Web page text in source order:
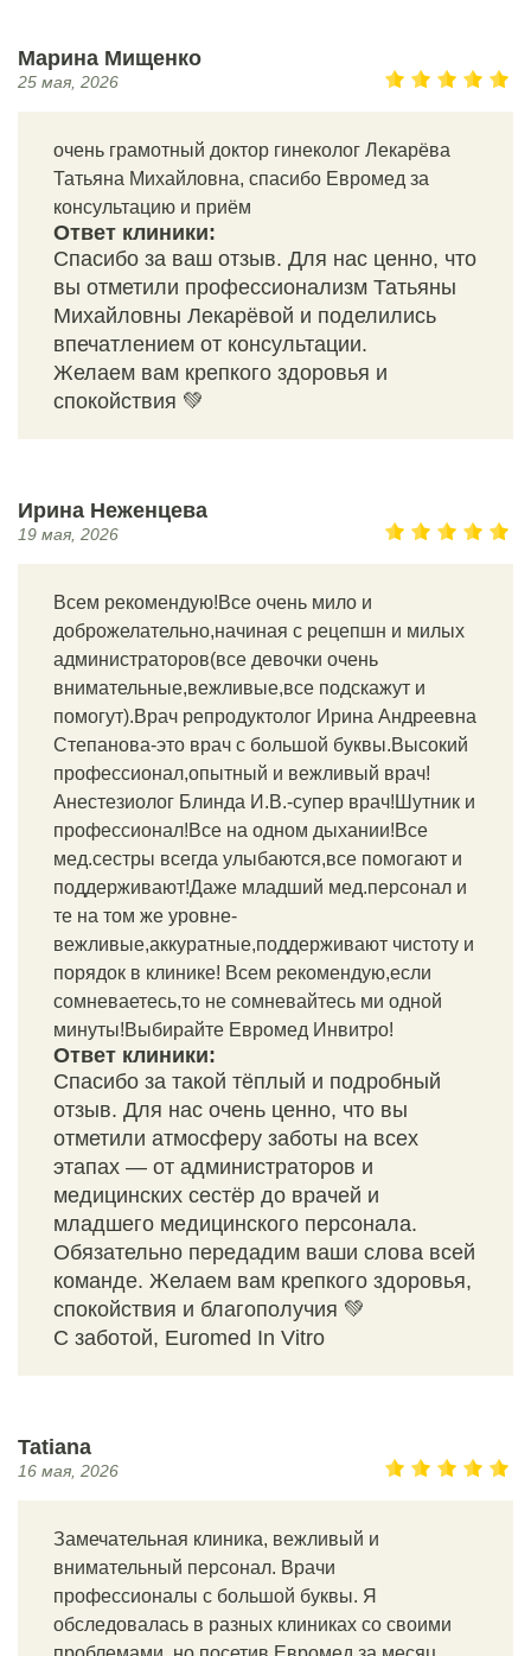
Марина Мищенко
25 мая, 2026
очень грамотный доктор гинеколог Лекарёва
Татьяна Михайловна, спасибо Евромед за
консультацию и приём
Ответ клиники:
Спасибо за ваш отзыв. Для нас ценно, что
вы отметили профессионализм Татьяны
Михайловны Лекарёвой и поделились
впечатлением от консультации.
Желаем вам крепкого здоровья и
спокойствия 💚
Ирина Неженцева
19 мая, 2026
Всем рекомендую!Все очень мило и
доброжелательно,начиная с рецепшн и милых
администраторов(все девочки очень
внимательные,вежливые,все подскажут и
помогут).Врач репродуктолог Ирина Андреевна
Степанова-это врач с большой буквы.Высокий
профессионал,опытный и вежливый врач!
Анестезиолог Блинда И.В.-супер врач!Шутник и
профессионал!Все на одном дыхании!Все
мед.сестры всегда улыбаются,все помогают и
поддерживают!Даже младший мед.персонал и
те на том же уровне-
вежливые,аккуратные,поддерживают чистоту и
порядок в клинике! Всем рекомендую,если
сомневаетесь,то не сомневайтесь ми одной
минуты!Выбирайте Евромед Инвитро!
Ответ клиники:
Спасибо за такой тёплый и подробный
отзыв. Для нас очень ценно, что вы
отметили атмосферу заботы на всех
этапах — от администраторов и
медицинских сестёр до врачей и
младшего медицинского персонала.
Обязательно передадим ваши слова всей
команде. Желаем вам крепкого здоровья,
спокойствия и благополучия 💚
С заботой, Euromed In Vitro
Tatiana
16 мая, 2026
Замечательная клиника, вежливый и
внимательный персонал. Врачи
профессионалы с большой буквы. Я
обследовалась в разных клиниках со своими